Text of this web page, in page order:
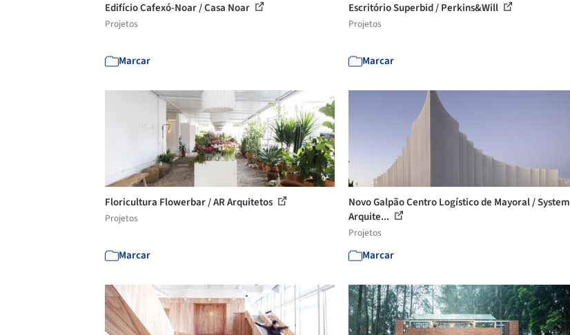
Edifício Cafexó-Noar / Casa Noar
Projetos
Marcar
Escritório Superbid / Perkins&Will
Projetos
Marcar
Floricultura Flowerbar / AR Arquitetos
Projetos
Marcar
Novo Galpão Centro Logístico de Mayoral / System
Arquite...
Projetos
Marcar